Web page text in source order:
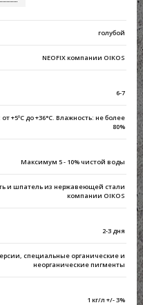
голубой
NEOFIX компании OIKOS
6-7
+5ºС до +36°С. Влажность: не более
80%
Максимум 5 - 10% чистой воды
и шпатель из нержавеющей стали
компании OIKOS
2-3 дня
специальные органические и
неорганические пигменты
1 кг/л +/- 3%